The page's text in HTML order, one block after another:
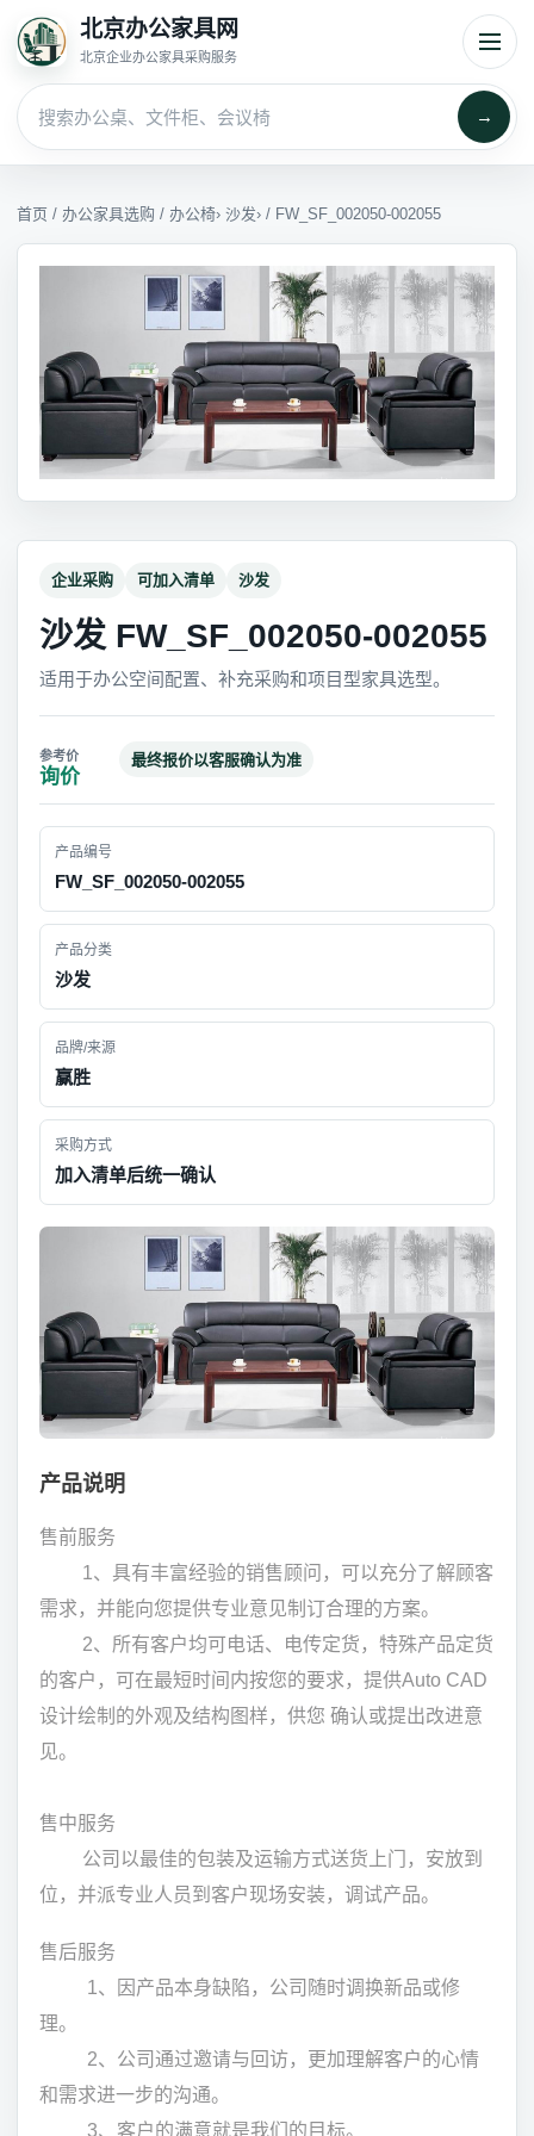
北京办公家具网
北京企业办公家具采购服务
→
首页 / 办公家具选购 / 办公椅› 沙发› / FW_SF_002050-002055
企业采购 可加入清单 沙发
沙发 FW_SF_002050-002055
适用于办公空间配置、补充采购和项目型家具选型。
询价
最终报价以客服确认为准
产品编号
FW_SF_002050-002055
产品分类
沙发
品牌/来源
赢胜
采购方式
加入清单后统一确认
产品说明
售前服务
1、具有丰富经验的销售顾问，可以充分了解顾客
需求，并能向您提供专业意见制订合理的方案。
2、所有客户均可电话、电传定货，特殊产品定货
的客户，可在最短时间内按您的要求，提供Auto CAD
设计绘制的外观及结构图样，供您 确认或提出改进意
见。
售中服务
公司以最佳的包装及运输方式送货上门，安放到
位，并派专业人员到客户现场安装，调试产品。
售后服务
1、因产品本身缺陷，公司随时调换新品或修
理。
2、公司通过邀请与回访，更加理解客户的心情
和需求进一步的沟通。
3、客户的满意就是我们的目标。